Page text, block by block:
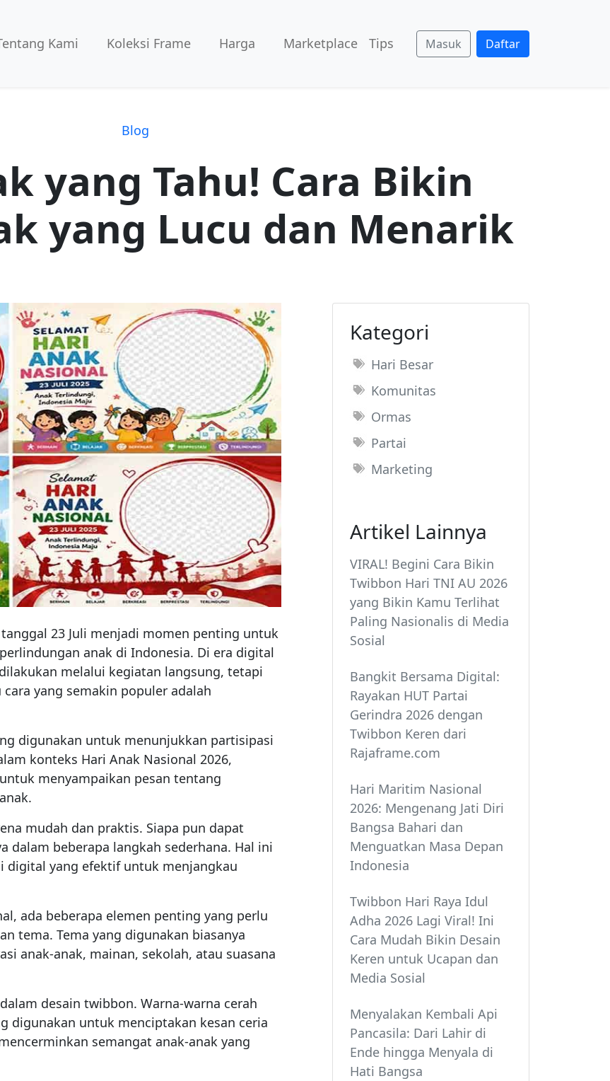
Kami Koleksi Frame Harga Marketplace Tips Masuk Daftar
Blog
yang Tahu! Cara Bikin
yang Lucu dan Menarik
23 Juli menjadi momen penting untuk
anak di Indonesia. Di era digital
melalui kegiatan langsung, tetapi
yang semakin populer adalah
digunakan untuk menunjukkan partisipasi
konteks Hari Anak Nasional 2026,
menyampaikan pesan tentang
mudah dan praktis. Siapa pun dapat
dalam beberapa langkah sederhana. Hal ini
yang efektif untuk menjangkau
ada beberapa elemen penting yang perlu
tema. Tema yang digunakan biasanya
anak-anak, mainan, sekolah, atau suasana
desain twibbon. Warna-warna cerah
digunakan untuk menciptakan kesan ceria
semangat anak-anak yang
Kategori
Hari Besar
Komunitas
Ormas
Partai
Marketing
Artikel Lainnya
VIRAL! Begini Cara Bikin
Twibbon Hari TNI AU 2026
yang Bikin Kamu Terlihat
Paling Nasionalis di Media
Sosial
Bangkit Bersama Digital:
Rayakan HUT Partai
Gerindra 2026 dengan
Twibbon Keren dari
Rajaframe.com
Hari Maritim Nasional
2026: Mengenang Jati Diri
Bangsa Bahari dan
Menguatkan Masa Depan
Indonesia
Twibbon Hari Raya Idul
Adha 2026 Lagi Viral! Ini
Cara Mudah Bikin Desain
Keren untuk Ucapan dan
Media Sosial
Menyalakan Kembali Api
Pancasila: Dari Lahir di
Ende hingga Menyala di
Hati Bangsa